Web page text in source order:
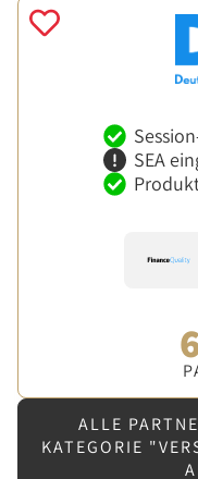
SEA
ALLE
KATEGORIE